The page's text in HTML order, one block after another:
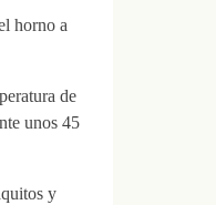
horno a
de
unos 45
y